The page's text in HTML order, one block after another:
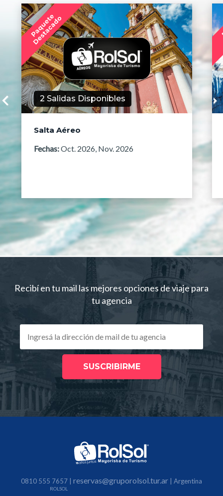
Salta Aéreo
2 Salidas Disponibles
Fechas:Oct. 2026, Nov. 2026
Recibí en tu mail las mejores opciones de viaje para
tu agencia
SUSCRIBIRME
0810 555 7657 reservas@gruporolsol.tur.ar | Argentina